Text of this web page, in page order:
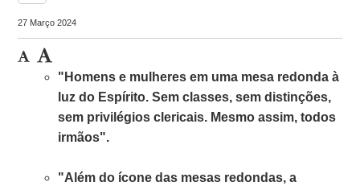
27 Março 2024
"Homens e mulheres em uma mesa redonda à
luz do Espírito. Sem classes, sem distinções,
sem privilégios clericais. Mesmo assim, todos
irmãos".
"Além do ícone das mesas redondas, a